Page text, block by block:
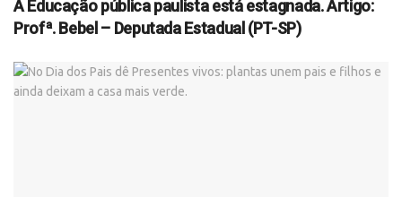
A Educação pública paulista está estagnada. Artigo:
Profª. Bebel – Deputada Estadual (PT-SP)